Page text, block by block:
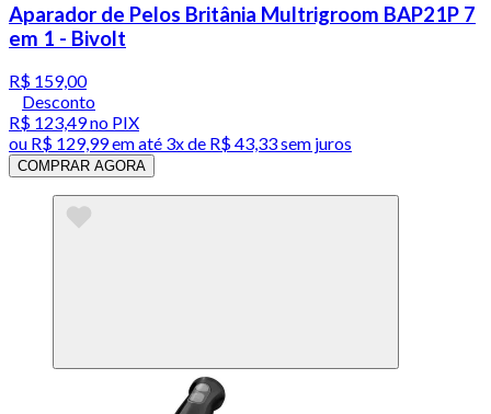
Aparador de Pelos Britânia Multrigroom BAP21P 7
em 1 - Bivolt
R$ 159,00
Desconto
R$ 123,49no PIX
ou R$ 129,99em até 3x de R$ 43,33 sem juros
COMPRAR AGORA